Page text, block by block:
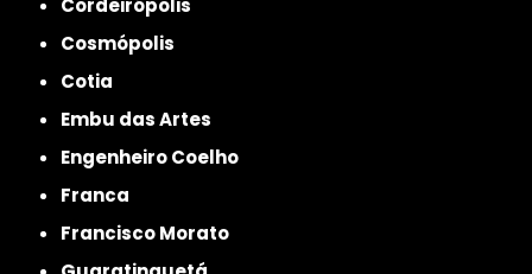
Cordeirópolis
Cosmópolis
Cotia
Embu das Artes
Engenheiro Coelho
Franca
Francisco Morato